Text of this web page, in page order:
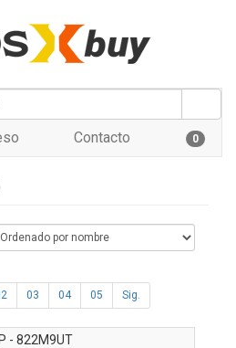
Contacto 0
03 04 05 Sig.
- 822M9UT